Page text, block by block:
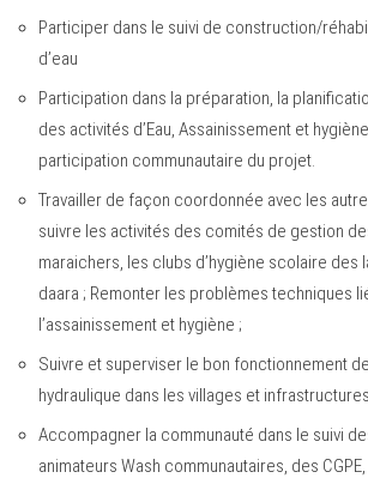
Participer dans le suivi de construction/
d’eau
Participation dans la préparation, la
des activités d’Eau, Assainissement et
participation communautaire du projet.
Travailler de façon coordonnée avec les
suivre les activités des comités de gestion
maraichers, les clubs d’hygiène scolaire des
daara ; Remonter les problèmes techniques
l’assainissement et hygiène ;
Suivre et superviser le bon fonctionnement
hydraulique dans les villages et
Accompagner la communauté dans le suivi
animateurs Wash communautaires, des